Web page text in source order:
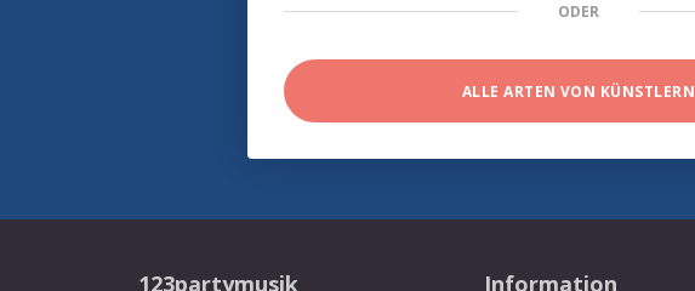
ODER
ALLE ARTEN VON KÜNSTLERN
123partymusik Information